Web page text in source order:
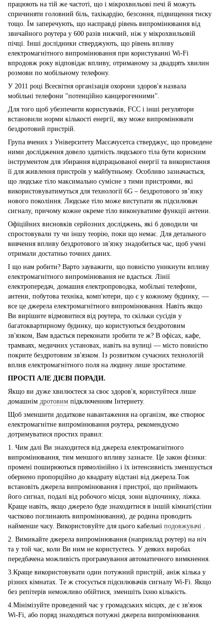
працюють на тій же частоті, що і мікрохвильові печі й можуть
спричиняти головний біль, тахікардію, безсоння, підвищення тиску
тощо. Їм заперечують, що насправді рівень випромінювання від
звичайного роутера у 600 разів нижчий, ніж у мікрохвильовій
пічці. Інші дослідники стверджують, що рівень впливу
електромагнітного випромінювання при користуванні Wi-Fi
впродовж року відповідає впливу, отриманому за двадцять хвилин
розмови по мобільному телефону.
У 2011 році Всесвітня організація охорони здоров'я назвала
мобільні телефони "потенційно канцерогенними".
Для того щоб убезпечити користувачів, FCC і інші регулятори
встановили норми кількості енергії, яку може випромінювати
бездротовий пристрій.
Група вчених з Університету Массачусетса стверджує, що проведене
ними дослідження довело здатність людського тіла бути корисним
інструментом для збирання відпрацьованої енергії та використання
її для живлення пристроїв у майбутньому. Особливо зазначається,
що людське тіло максимально сумісне з тими пристроями, які
використовуватимуться для технології 6G – бездротового зв’язку
нового покоління. Людське тіло може виступати як підсилювач
сигналу, причому кожне окреме тіло виконуватиме функції антени.
Офіційних висновків серйозних досліджень, які б доводили чи
спростовували ту чи іншу теорію, поки що немає. Для детального
вивчення впливу бездротового зв'язку знадобиться час, щоб учені
отримали достатньо точних даних.
І що нам робити? Варто зауважити, що повністю уникнути впливу
електромагнітного випромінювання не вдасться. Лінії
електропередач, домашня електропроводка, мобільні телефони,
антени, побутова техніка, комп'ютери, що є у кожному будинку, —
все це джерела електромагнітного випромінювання. Навіть якщо
Ви вирішите відмовитися від роутера, то скільки сусідів у
багатоквартирному будинку, що користуються бездротовим
зв'язком, Вам вдасться переконати зробити те ж? В офісах, кафе,
трамваях, медичних установах, навіть на вулиці — місто повністю
покрите бездротовим зв'язком. Із розвитком сучасних технологій
вплив електромагнітного поля на людину лише зростатиме.
ПРОСТІ АЛЕ ДІЄВІ ПОРАДИ.
Якщо ви дуже хвилюєтеся за своє здоров'я, користуйтеся лише
домашнім дротовим підключенням Інтернету.
Щоб зменшити додаткове навантаження на організм, яке створює
електромагнітне випромінювання роутера, рекомендуємо
дотримуватися простих правил:
1. Чим далі Ви знаходитеся від джерела електромагнітного
випромінювання, тим меншого впливу зазнаєте. Це закон фізики:
промені поширюються прямолінійно і їх інтенсивність зменшується
обернено пропорційно до квадрату відстані від джерела.Тож
встановіть джерела випромінювання і пристрої, що приймають
його сигнал, подалі від робочого місця, зони відпочинку, ліжка.
Краще навіть, якщо джерело буде знаходитися в іншій кімнаті(стіни
частково поглинають випромінювання), де родина проводить
найменше часу. Використовуйте для цього кабельні подовжувачі .
2. Вимикайте джерела випромінювання (наприклад роутер) на ніч
та у той час, коли Ви ним не користуєтесь. У деяких виробах
передбачена можливість програмування автоматичного вимкнення.
3.Краще використовувати один потужний пристрій, аніж кілька у
різних кімнатах. Те ж стосується підсилювачів сигналу Wi-Fi. Якщо
без репітерів неможливо обійтися, зменшіть їхню кількість.
4.Мінімізуйте проведений час у громадських місцях, де є зв'язок
Wi-Fi, або поряд знаходяться потужні джерела випромінювання.